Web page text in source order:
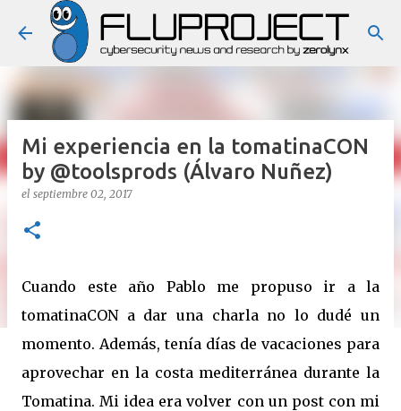
Ir al contenido principal
Mi experiencia en la tomatinaCON
by @toolsprods (Álvaro Nuñez)
el septiembre 02, 2017
Cuando este año Pablo me propuso ir a la
tomatinaCON a dar una charla no lo dudé un
momento. Además, tenía días de vacaciones para
aprovechar en la costa mediterránea durante la
Tomatina. Mi idea era volver con un post con mi